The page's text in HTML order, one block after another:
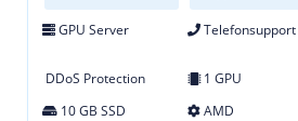
GPU Server Telefonsupport
DDoS Protection
1 GPU
10 GB SSD
AMD